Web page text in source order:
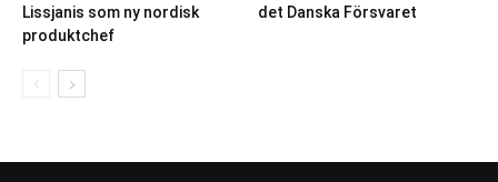
Lissjanis som ny nordisk
produktchef
det Danska Försvaret